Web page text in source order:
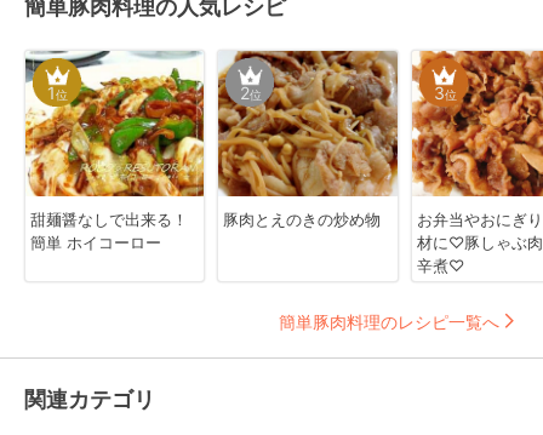
簡単豚肉料理の人気レシピ
1位
甜麺醤なしで出来る！
簡単 ホイコーロー
2位
豚肉とえのきの炒め物
3位
お弁当やおにぎ
材に♡豚しゃぶ
辛煮♡
簡単豚肉料理のレシピ一覧へ
関連カテゴリ